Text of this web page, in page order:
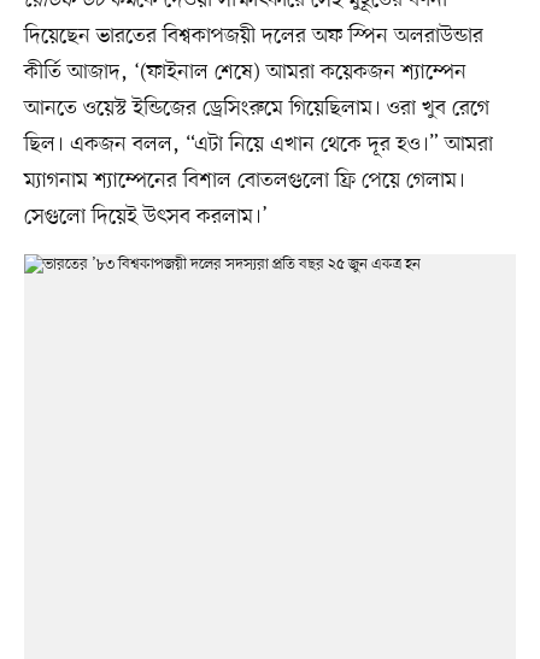
দিয়েছেন ভারতের বিশ্বকাপজয়ী দলের অফ স্পিন অলরাউন্ডার
কীর্তি আজাদ, ‘(ফাইনাল শেষে) আমরা কয়েকজন শ্যাম্পেন
আনতে ওয়েস্ট ইন্ডিজের ড্রেসিংরুমে গিয়েছিলাম। ওরা খুব রেগে
ছিল। একজন বলল, “এটা নিয়ে এখান থেকে দূর হও।” আমরা
ম্যাগনাম শ্যাম্পেনের বিশাল বোতলগুলো ফ্রি পেয়ে গেলাম।
সেগুলো দিয়েই উৎসব করলাম।’